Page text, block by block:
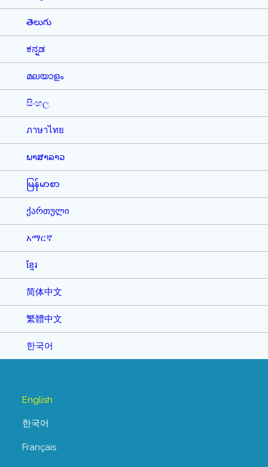
తెలుగు
ಕನ್ನಡ
മലയാളം
සිංහල
ภาษาไทย
ພາສາລາວ
မြန်မာစာ
ქართული
አማርኛ
ខ្មែរ
简体中文
繁體中文
한국어
English
한국어
Français